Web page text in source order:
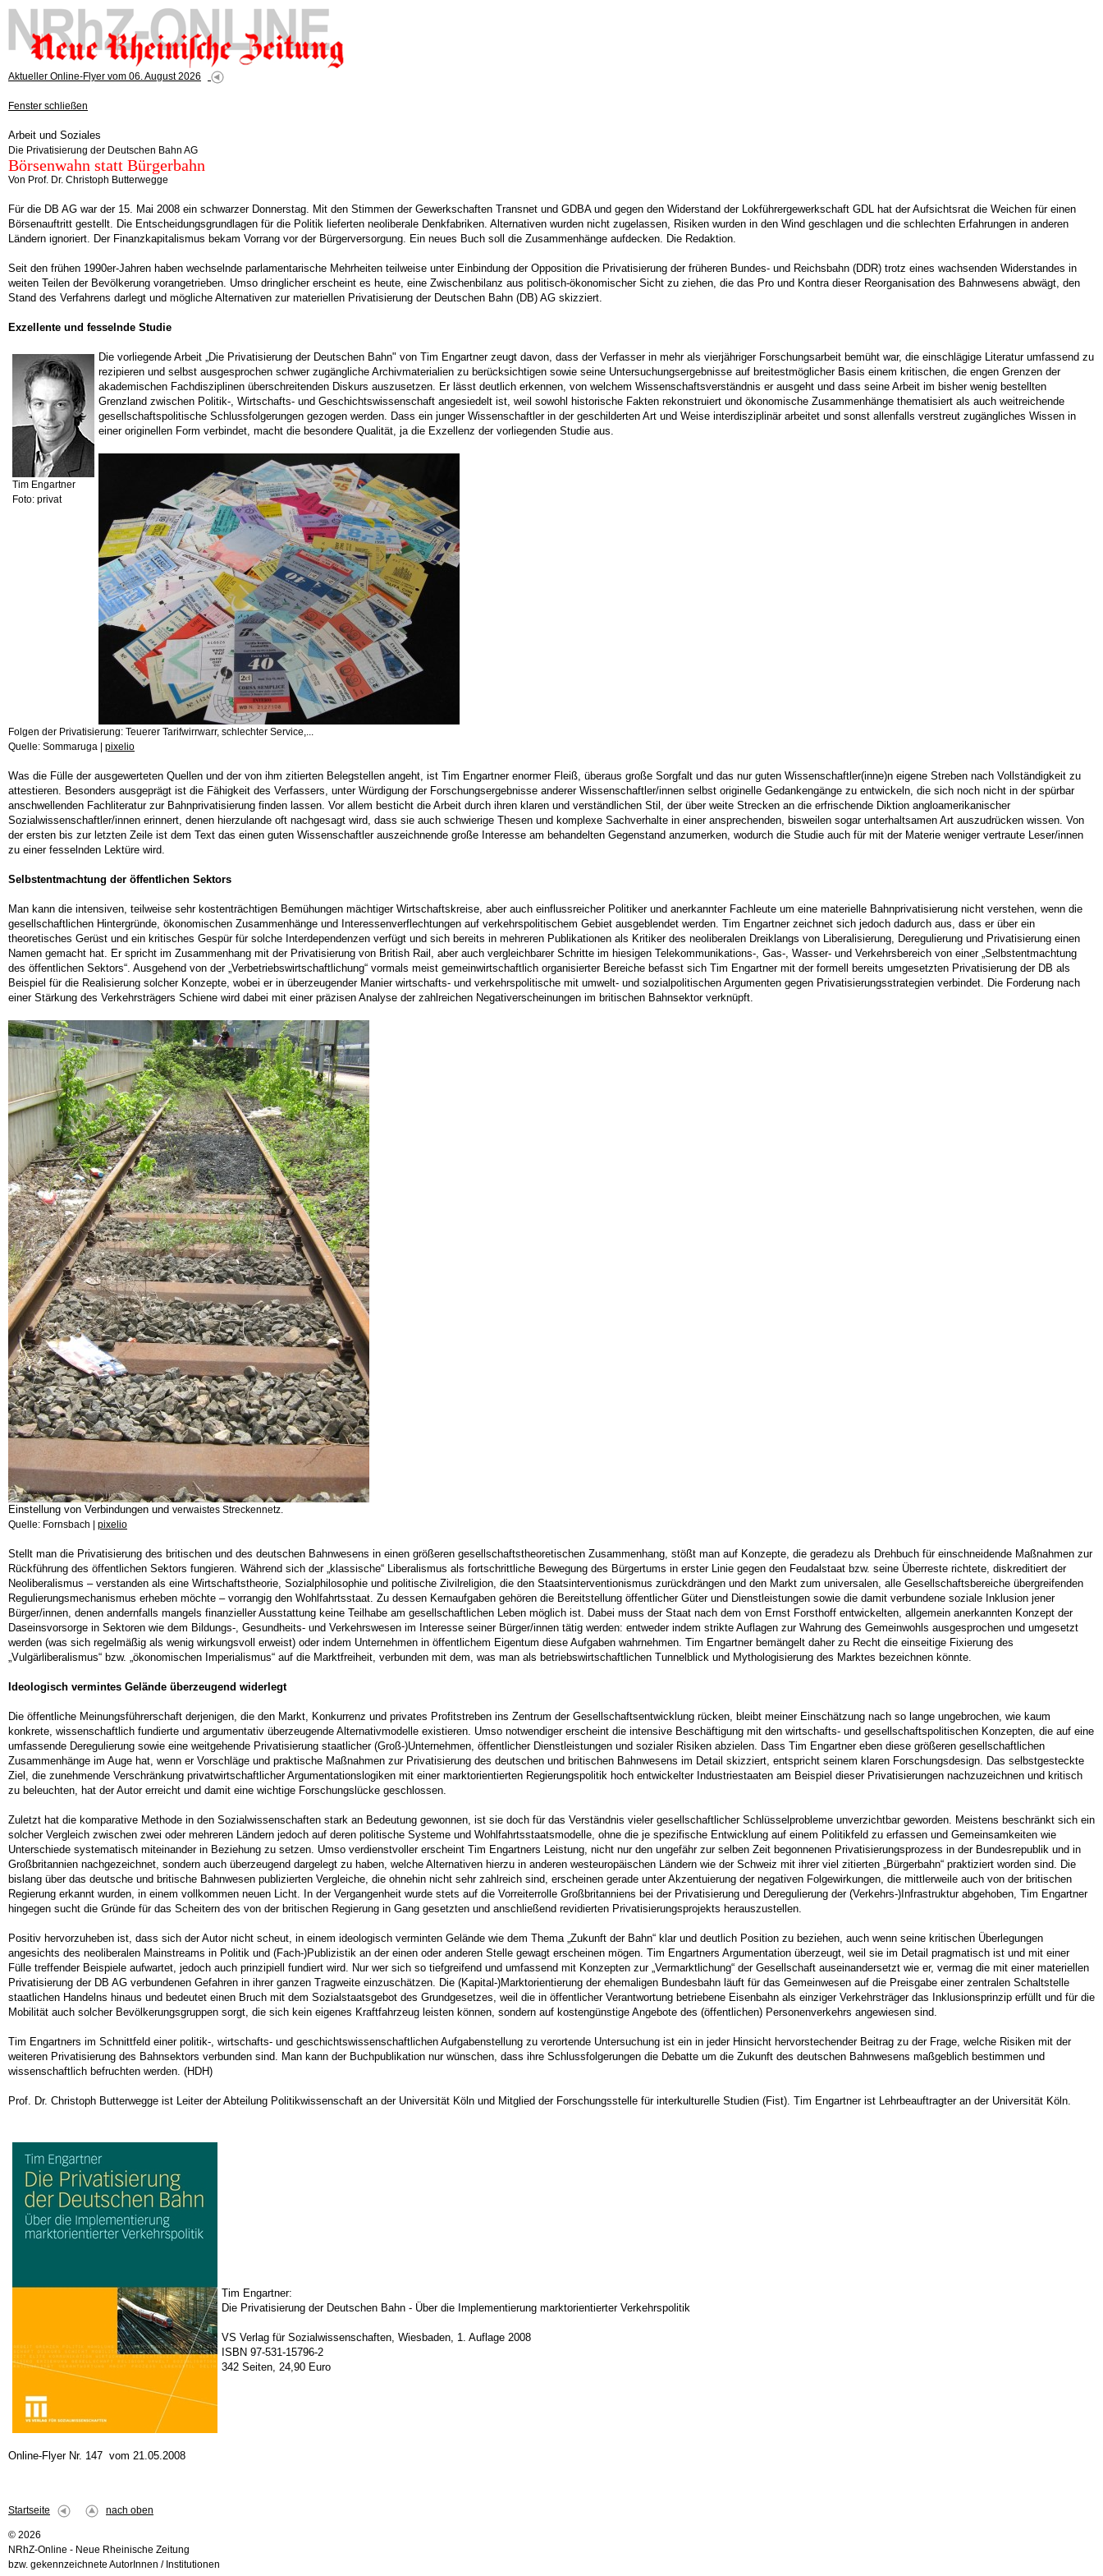
Aktueller Online-Flyer vom 06. August 2026
Fenster schließen
Arbeit und Soziales
Die Privatisierung der Deutschen Bahn AG
Börsenwahn statt Bürgerbahn
Von Prof. Dr. Christoph Butterwegge
Für die DB AG war der 15. Mai 2008 ein schwarzer Donnerstag. Mit den Stimmen der Gewerkschaften Transnet und GDBA und gegen den Widerstand der Lokführergewerkschaft GDL hat der Aufsichtsrat die Weichen für einen
Börsenauftritt gestellt. Die Entscheidungsgrundlagen für die Politik lieferten neoliberale Denkfabriken. Alternativen wurden nicht zugelassen, Risiken wurden in den Wind geschlagen und die schlechten Erfahrungen in anderen
Ländern ignoriert. Der Finanzkapitalismus bekam Vorrang vor der Bürgerversorgung. Ein neues Buch soll die Zusammenhänge aufdecken. Die Redaktion.
Seit den frühen 1990er-Jahren haben wechselnde parlamentarische Mehrheiten teilweise unter Einbindung der Opposition die Privatisierung der früheren Bundes- und Reichsbahn (DDR) trotz eines wachsenden Widerstandes in
weiten Teilen der Bevölkerung vorangetrieben. Umso dringlicher erscheint es heute, eine Zwischenbilanz aus politisch-ökonomischer Sicht zu ziehen, die das Pro und Kontra dieser Reorganisation des Bahnwesens abwägt, den
Stand des Verfahrens darlegt und mögliche Alternativen zur materiellen Privatisierung der Deutschen Bahn (DB) AG skizziert.
Exzellente und fesselnde Studie
Tim Engartner
Foto: privat
Die vorliegende Arbeit „Die Privatisierung der Deutschen Bahn" von Tim Engartner zeugt davon, dass der Verfasser in mehr als vierjähriger Forschungsarbeit bemüht war, die einschlägige Literatur umfassend zu
rezipieren und selbst ausgesprochen schwer zugängliche Archivmaterialien zu berücksichtigen sowie seine Untersuchungsergebnisse auf breitestmöglicher Basis einem kritischen, die engen Grenzen der
akademischen Fachdisziplinen überschreitenden Diskurs auszusetzen. Er lässt deutlich erkennen, von welchem Wissenschaftsverständnis er ausgeht und dass seine Arbeit im bisher wenig bestellten
Grenzland zwischen Politik-, Wirtschafts- und Geschichtswissenschaft angesiedelt ist, weil sowohl historische Fakten rekonstruiert und ökonomische Zusammenhänge thematisiert als auch weitreichende
gesellschaftspolitische Schlussfolgerungen gezogen werden. Dass ein junger Wissenschaftler in der ge­schilderten Art und Weise interdisziplinär arbeitet und sonst allenfalls verstreut zugängliches Wissen in
einer originellen Form verbindet, macht die besondere Qualität, ja die Exzellenz der vorliegenden Studie aus.
Folgen der Privatisierung: Teuerer Tarifwirrwarr, schlechter Service,...
Quelle: Sommaruga | pixelio
Was die Fülle der ausgewerteten Quellen und der von ihm zitierten Belegstellen angeht, ist Tim Engartner enormer Fleiß, überaus große Sorgfalt und das nur guten Wissenschaftler(inne)n eigene Streben nach Vollständigkeit zu
attestieren. Besonders ausgeprägt ist die Fähigkeit des Verfassers, unter Würdigung der Forschungsergebnisse anderer Wissenschaftler/innen selbst originelle Gedankengänge zu entwickeln, die sich noch nicht in der spürbar
anschwellenden Fachliteratur zur Bahnprivatisierung finden lassen. Vor allem besticht die Arbeit durch ihren klaren und verständlichen Stil, der über weite Strecken an die erfrischende Diktion angloamerikanischer
Sozialwissenschaftler/innen erinnert, denen hierzulande oft nachgesagt wird, dass sie auch schwierige Thesen und komplexe Sachverhalte in einer ansprechenden, bisweilen sogar unterhaltsamen Art auszudrücken wissen. Von
der ersten bis zur letzten Zeile ist dem Text das einen guten Wissenschaftler auszeichnende große Interesse am behandelten Gegen­stand anzumerken, wodurch die Studie auch für mit der Materie weniger vertraute Leser/innen
zu einer fesselnden Lektüre wird.
Selbstentmachtung der öffentlichen Sektors
Man kann die intensiven, teilweise sehr kostenträchtigen Bemühungen mächtiger Wirtschaftskreise, aber auch einflussreicher Politiker und anerkannter Fachleute um eine materielle Bahnprivatisierung nicht verstehen, wenn die
gesellschaftlichen Hintergründe, ökonomischen Zusammenhänge und Interessenverflechtungen auf verkehrspolitischem Gebiet ausgeblendet werden. Tim Engartner zeichnet sich jedoch dadurch aus, dass er über ein
theoretisches Gerüst und ein kritisches Gespür für solche Interdependenzen verfügt und sich bereits in mehreren Publikationen als Kritiker des neoliberalen Dreiklangs von Liberalisierung, Deregulierung und Privatisierung einen
Namen gemacht hat. Er spricht im Zusammenhang mit der Privatisierung von British Rail, aber auch vergleichbarer Schritte im hiesigen Telekommunikations-, Gas-, Wasser- und Verkehrsbereich von einer „Selbstentmachtung
des öffentlichen Sektors“. Ausgehend von der „Verbetriebswirtschaftlichung“ vormals meist gemeinwirtschaftlich organisierter Bereiche befasst sich Tim Engartner mit der formell bereits umgesetzten Privatisierung der DB als
Beispiel für die Realisierung solcher Konzepte, wobei er in überzeugender Manier wirtschafts- und verkehrspolitische mit umwelt- und sozialpolitischen Argumenten gegen Privatisierungsstrategien verbindet. Die Forderung nach
einer Stärkung des Verkehrsträgers Schiene wird dabei mit einer präzisen Analyse der zahlreichen Negativerscheinungen im britischen Bahnsektor verknüpft.
Einstellung von Verbindungen und verwaistes Streckennetz.
Quelle: Fornsbach | pixelio
Stellt man die Privatisierung des britischen und des deutschen Bahnwesens in einen größeren gesellschaftstheoretischen Zusammenhang, stößt man auf Kon­zepte, die geradezu als Drehbuch für einschneidende Maßnahmen zur
Rückfüh­rung des öffentlichen Sektors fungieren. Während sich der „klassische“ Libera­lismus als fortschrittliche Bewegung des Bürgertums in erster Linie gegen den Feudalstaat bzw. seine Überreste richtete, diskreditiert der
Neoliberalismus – ver­standen als eine Wirtschaftstheorie, Sozialphilosophie und politische Zivilreligion, die den Staatsinterventionismus zurückdrängen und den Markt zum universalen, alle Gesellschaftsbereiche übergreifenden
Regulierungsmechanismus erheben möchte – vorrangig den Wohlfahrtsstaat. Zu dessen Kernaufgaben gehören die Bereitstellung öffentlicher Güter und Dienstleistungen sowie die damit verbundene soziale Inklusion jener
Bürger/innen, denen andernfalls mangels finanzieller Ausstattung keine Teilhabe am gesellschaftlichen Leben möglich ist. Dabei muss der Staat nach dem von Ernst Forsthoff entwickelten, allgemein an­erkannten Konzept der
Daseinsvorsorge in Sektoren wie dem Bildungs-, Gesundheits- und Verkehrswesen im Interesse seiner Bürger/innen tätig werden: entweder indem strikte Auflagen zur Wahrung des Gemeinwohls ausgesprochen und umgesetzt
werden (was sich regelmäßig als wenig wirkungsvoll erweist) oder indem Unternehmen in öffentlichem Eigentum diese Aufgaben wahrnehmen. Tim Engartner bemängelt daher zu Recht die einseitige Fixierung des
„Vulgärliberalismus“ bzw. „ökonomischen Imperialismus“ auf die Marktfreiheit, verbunden mit dem, was man als betriebswirtschaftlichen Tunnelblick und Mythologisierung des Marktes bezeichnen könnte.
Ideologisch vermintes Gelände überzeugend widerlegt
Die öffentliche Meinungsführerschaft derjenigen, die den Markt, Konkurrenz und privates Profitstreben ins Zentrum der Gesellschaftsentwicklung rücken, bleibt meiner Einschätzung nach so lange ungebrochen, wie kaum
konkrete, wissenschaftlich fundierte und argumentativ überzeugende Alternativmodelle existieren. Umso notwendiger erscheint die intensive Beschäftigung mit den wirtschafts- und gesellschaftspolitischen Konzepten, die auf eine
umfassende Deregulierung sowie eine weitgehende Privatisierung staatlicher (Groß-)Unter­nehmen, öffentlicher Dienstleistungen und sozialer Risiken abzielen. Dass Tim Engartner eben diese größeren gesellschaftlichen
Zusammenhänge im Auge hat, wenn er Vorschläge und praktische Maßnahmen zur Privatisierung des deutschen und britischen Bahnwesens im Detail skizziert, entspricht seinem klaren Forschungsdesign. Das selbstgesteckte
Ziel, die zunehmende Verschränkung privat­wirtschaftlicher Argumentationslogiken mit einer marktorientierten Regierungspolitik hoch entwickelter Industriestaaten am Beispiel dieser Privatisierungen nach­zuzeichnen und kritisch
zu beleuchten, hat der Autor erreicht und damit eine wichtige Forschungslücke geschlossen.
Zuletzt hat die komparative Methode in den Sozialwissenschaften stark an Bedeutung gewonnen, ist sie doch für das Verständnis vieler gesellschaftlicher Schlüssel­probleme unverzichtbar geworden. Meistens beschränkt sich ein
solcher Vergleich zwischen zwei oder mehreren Ländern jedoch auf deren politische Systeme und Wohlfahrtsstaatsmodelle, ohne die je spezifische Entwicklung auf einem Politikfeld zu erfassen und Gemeinsamkeiten wie
Unterschiede systematisch miteinander in Beziehung zu setzen. Umso verdienstvoller erscheint Tim Engartners Leistung, nicht nur den ungefähr zur selben Zeit begonnenen Privatisierungsprozess in der Bundesrepublik und in
Großbritannien nachgezeichnet, sondern auch überzeugend dargelegt zu haben, welche Alternativen hierzu in anderen westeuropäischen Ländern wie der Schweiz mit ihrer viel zitierten „Bürgerbahn“ praktiziert worden sind. Die
bislang über das deutsche und britische Bahnwesen publizierten Vergleiche, die ohnehin nicht sehr zahlreich sind, erscheinen gerade unter Akzentuierung der negativen Folgewirkungen, die mittlerweile auch von der britischen
Regierung erkannt wurden, in einem vollkommen neuen Licht. In der Vergangenheit wurde stets auf die Vorreiterrolle Großbritanniens bei der Privatisierung und Deregulierung der (Verkehrs-)In­fra­struktur abgehoben, Tim Engartner
hingegen sucht die Gründe für das Scheitern des von der britischen Regierung in Gang gesetzten und anschließend revidierten Privatisierungsprojekts herauszustellen.
Positiv hervorzuheben ist, dass sich der Autor nicht scheut, in einem ideologisch verminten Gelände wie dem Thema „Zukunft der Bahn“ klar und deutlich Position zu beziehen, auch wenn seine kritischen Überlegungen
angesichts des neoliberalen Mainstreams in Politik und (Fach-)Publizistik an der einen oder anderen Stelle gewagt erscheinen mögen. Tim Engartners Argumentation überzeugt, weil sie im Detail pragmatisch ist und mit einer
Fülle treffender Beispiele aufwartet, jedoch auch prinzipiell fundiert wird. Nur wer sich so tiefgreifend und umfassend mit Konzepten zur „Vermarktlichung“ der Gesellschaft auseinandersetzt wie er, vermag die mit einer materiellen
Privatisierung der DB AG verbundenen Gefahren in ihrer ganzen Tragweite einzuschätzen. Die (Kapital-)Markt­orien­tierung der ehemaligen Bundesbahn läuft für das Gemeinwesen auf die Preisgabe einer zentralen Schaltstelle
staatlichen Handelns hinaus und bedeutet einen Bruch mit dem Sozialstaatsgebot des Grundgesetzes, weil die in öffentlicher Verantwortung betriebene Eisenbahn als einziger Verkehrsträger das Inklusionsprinzip erfüllt und für die
Mobilität auch solcher Bevölkerungsgruppen sorgt, die sich kein eigenes Kraftfahrzeug leisten können, sondern auf kostengünstige Angebote des (öffentlichen) Personenverkehrs angewiesen sind.
Tim Engartners im Schnitt­feld einer politik-, wirtschafts- und geschichtswissenschaftlichen Aufgabenstellung zu verortende Untersuchung ist ein in jeder Hinsicht hervorstechender Beitrag zu der Frage, welche Risiken mit der
weiteren Privatisierung des Bahnsektors verbunden sind. Man kann der Buchpublikation nur wünschen, dass ihre Schlussfolgerungen die Debatte um die Zukunft des deutschen Bahnwesens maßgeblich bestimmen und
wissenschaftlich befruchten werden. (HDH)
Prof. Dr. Christoph Butterwegge ist Leiter der Abteilung Politikwissenschaft an der Universität Köln und Mitglied der Forschungsstelle für interkulturelle Studien (Fist). Tim Engartner ist Lehrbeauftragter an der Universität Köln.
Tim Engartner:
Die Privatisierung der Deutschen Bahn - Über die Implementierung marktorientierter Verkehrspolitik
VS Verlag für Sozialwissenschaften, Wiesbaden, 1. Auflage 2008
ISBN 97-531-15796-2
342 Seiten, 24,90 Euro
Online-Flyer Nr. 147 vom 21.05.2008
Startseite nach oben
© 2026
NRhZ-Online - Neue Rheinische Zeitung
bzw. gekennzeichnete AutorInnen / Institutionen